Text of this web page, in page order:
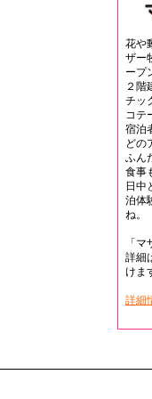
花や
ザー
ープ
２階
チッ
コテ
宿泊
どの
ふん
食事
日中
泊体
ね。
「
詳細
けま
詳細